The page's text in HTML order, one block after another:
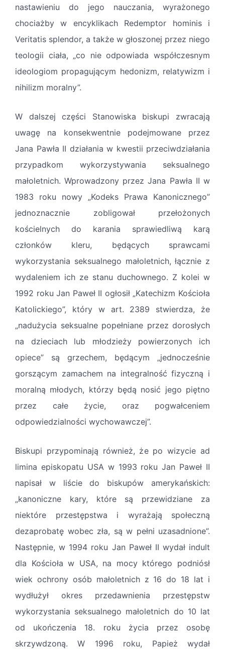
nastawieniu do jego nauczania, wyrażonego
chociażby w encyklikach Redemptor hominis i
Veritatis splendor, a także w głoszonej przez niego
teologii ciała, „co nie odpowiada współczesnym
ideologiom propagującym hedonizm, relatywizm i
nihilizm moralny”.
W dalszej części Stanowiska biskupi zwracają
uwagę na konsekwentnie podejmowane przez
Jana Pawła II działania w kwestii przeciwdziałania
przypadkom wykorzystywania seksualnego
małoletnich. Wprowadzony przez Jana Pawła II w
1983 roku nowy „Kodeks Prawa Kanonicznego”
jednoznacznie zobligował przełożonych
kościelnych do karania sprawiedliwą karą
członków kleru, będących sprawcami
wykorzystania seksualnego małoletnich, łącznie z
wydaleniem ich ze stanu duchownego. Z kolei w
1992 roku Jan Paweł II ogłosił „Katechizm Kościoła
Katolickiego”, który w art. 2389 stwierdza, że
„nadużycia seksualne popełniane przez dorosłych
na dzieciach lub młodzieży powierzonych ich
opiece” są grzechem, będącym „jednocześnie
gorszącym zamachem na integralność fizyczną i
moralną młodych, którzy będą nosić jego piętno
przez całe życie, oraz pogwałceniem
odpowiedzialności wychowawczej”.
Biskupi przypominają również, że po wizycie ad
limina episkopatu USA w 1993 roku Jan Paweł II
napisał w liście do biskupów amerykańskich:
„kanoniczne kary, które są przewidziane za
niektóre przestępstwa i wyrażają społeczną
dezaprobatę wobec zła, są w pełni uzasadnione”.
Następnie, w 1994 roku Jan Paweł II wydał indult
dla Kościoła w USA, na mocy którego podniósł
wiek ochrony osób małoletnich z 16 do 18 lat i
wydłużył okres przedawnienia przestępstw
wykorzystania seksualnego małoletnich do 10 lat
od ukończenia 18. roku życia przez osobę
skrzywdzoną. W 1996 roku, Papież wydał